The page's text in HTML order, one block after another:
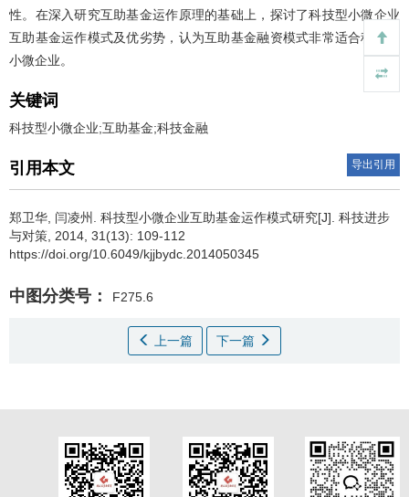
性。在深入研究互助基金运作原理的基础上，探讨了科技型小微企业
互助基金运作模式及优劣势，认为互助基金融资模式非常适合科技型
小微企业。
关键词
科技型小微企业;互助基金;科技金融
引用本文 导出引用
郑卫华 闫凌州
科技型小微企业互助基金运作模式研究[J]. 科技进步
与对策, 2014, 31(13): 109-112
https://doi.org/10.6049/kjjbydc.2014050345
中图分类号： F275.6
上一篇 下一篇